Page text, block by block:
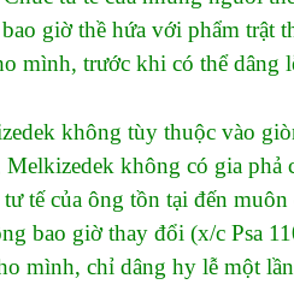
giờ thề hứa với phẩm trật
mình, trước khi có thể dâng
không tùy thuộc vào
không có gia
tế của ông tồn tại đến
bao giờ thay đổi (x/c Psa
mình, chỉ dâng hy lễ một